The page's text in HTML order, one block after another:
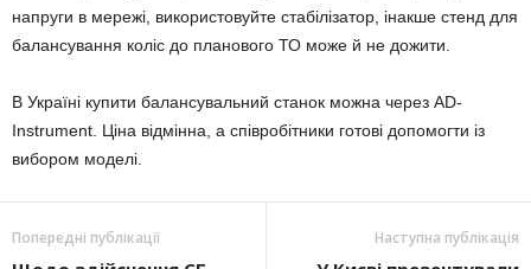
напруги в мережі, використовуйте стабілізатор, інакше стенд для
балансування коліс до планового ТО може й не дожити.
В Україні купити балансувальний станок можна через AD-
Instrument. Ціна відмінна, а співробітники готові допомогти із
вибором моделі.
Попередні публікації Наступна публікація